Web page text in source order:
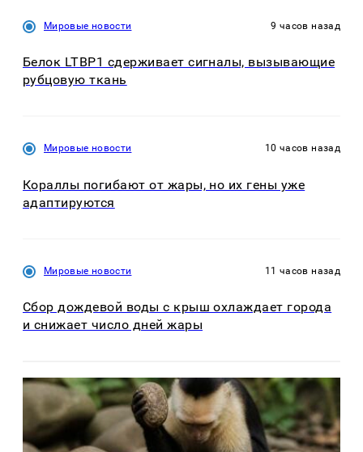
Мировые новости 9 часов назад
Белок LTBP1 сдерживает сигналы, вызывающие
рубцовую ткань
Мировые новости 10 часов назад
Кораллы погибают от жары, но их гены уже
адаптируются
Мировые новости 11 часов назад
Сбор дождевой воды с крыш охлаждает города
и снижает число дней жары